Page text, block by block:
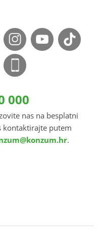
000
nas na besplatni
kontaktirajte putem
.